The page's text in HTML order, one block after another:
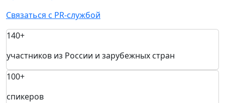
Связаться с PR-службой
140+
участников из России и зарубежных стран
100+
спикеров